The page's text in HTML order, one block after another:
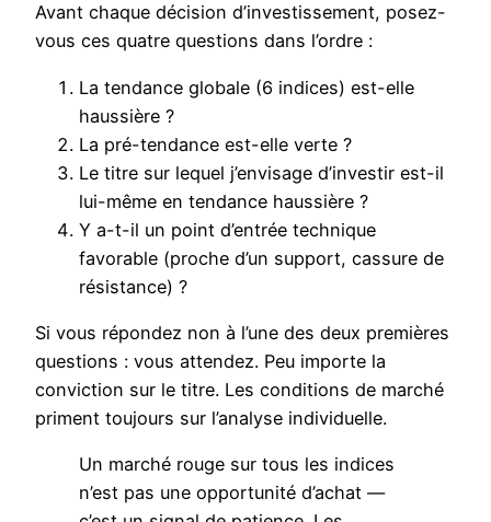
Avant chaque décision d’investissement, posez-
vous ces quatre questions dans l’ordre :
La tendance globale (6 indices) est-elle
haussière ?
La pré-tendance est-elle verte ?
Le titre sur lequel j’envisage d’investir est-il
lui-même en tendance haussière ?
Y a-t-il un point d’entrée technique
favorable (proche d’un support, cassure de
résistance) ?
Si vous répondez non à l’une des deux premières
questions : vous attendez. Peu importe la
conviction sur le titre. Les conditions de marché
priment toujours sur l’analyse individuelle.
Un marché rouge sur tous les indices
n’est pas une opportunité d’achat —